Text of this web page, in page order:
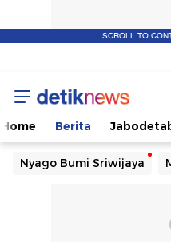
SCROLL TO
Home Berita
Nyago Bumi Sriwijaya